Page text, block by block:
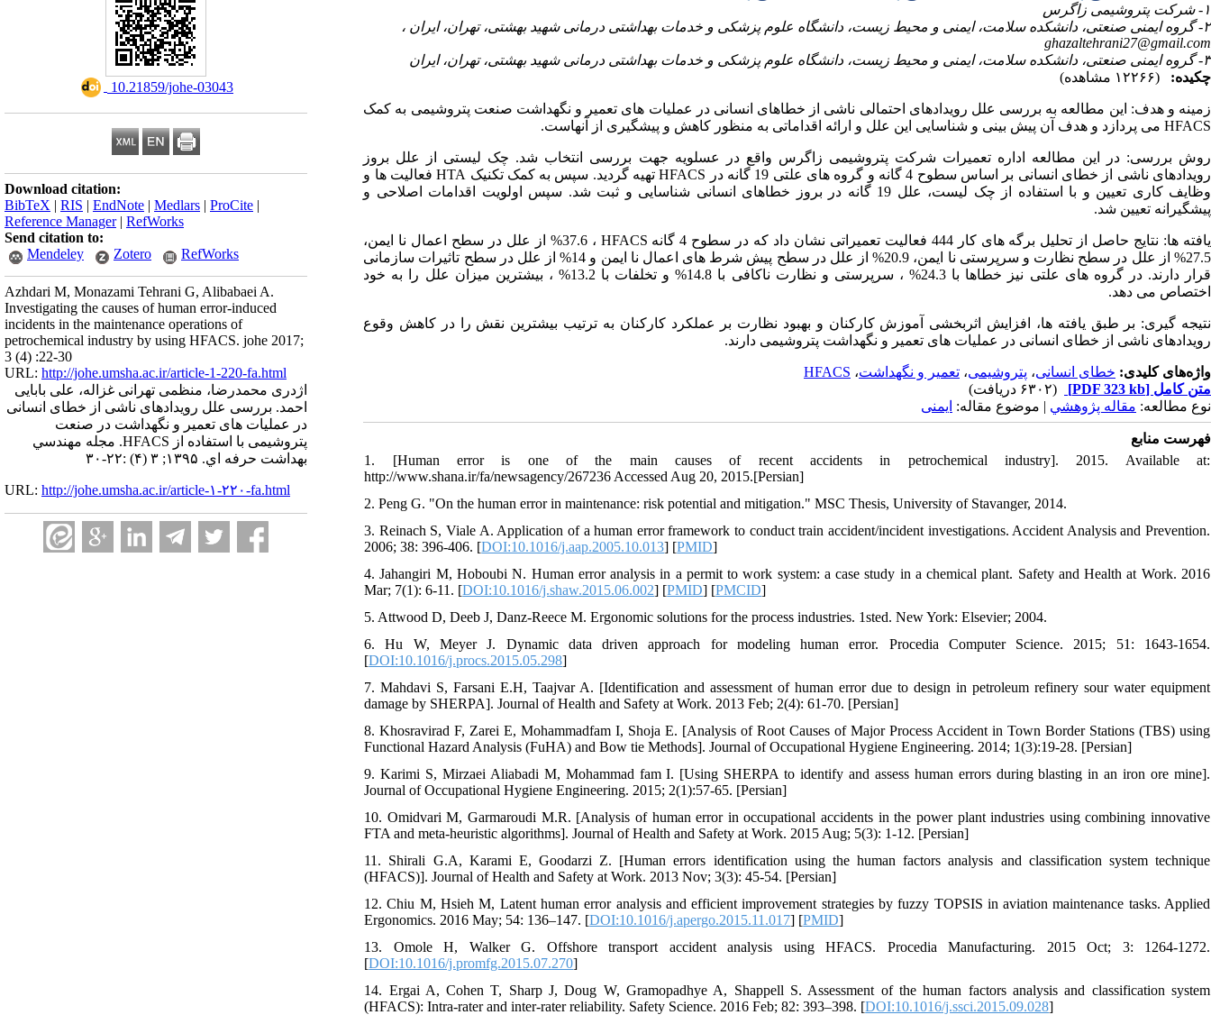
‎ 10.21859/johe-03043
Download citation:
BibTeX | RIS | EndNote | Medlars | ProCite |
Reference Manager| RefWorks
Send citation to:
Mendeley
Zotero RefWorks
Azhdari M, Monazami Tehrani G, Alibabaei A.
Investigating the causes of human error-induced
incidents in the maintenance operations of
petrochemical industry by using HFACS. johe 2017;
3 (4) :22-30
URL: http://johe.umsha.ac.ir/article-1-220-fa.html
اژدری محمدرضا، منظمی تهرانی غزاله، علی بابایی
احمد. بررسی علل رویدادهای ناشی از خطای انسانی
در عملیات های تعمیر و نگهداشت در صنعت
پتروشیمی با استفاده از HFACS. مجله مهندسي
بهداشت حرفه اي. ۱۳۹۵; ۳ (۴) :۲۲-۳۰
URL: http://johe.umsha.ac.ir/article-۱-۲۲۰-fa.html
۱- شرکت پتروشیمی زاگرس
۲- گروه ایمنی صنعتی، دانشکده سلامت، ایمنی و محیط زیست، دانشگاه علوم پزشکی و خدمات بهداشتی درمانی شهید بهشتی، تهران، ایران ،
ghazaltehrani27@gmail.com
۳- گروه ایمنی صنعتی، دانشکده سلامت، ایمنی و محیط زیست، دانشگاه علوم پزشکی و خدمات بهداشتی درمانی شهید بهشتی، تهران، ایران
چکیده:
(۱۲۲۶۶ مشاهده)
زمینه و هدف: این مطالعه به بررسی علل رویدادهای احتمالی ناشی از خطاهای انسانی در عملیات های تعمیر و نگهداشت صنعت پتروشیمی به کمک
HFACS می پردازد و هدف آن پیش بینی و شناسایی این علل و ارائه اقداماتی به منظور کاهش و پیشگیری از آنهاست.
روش بررسی: در این مطالعه اداره تعمیرات شرکت پتروشیمی زاگرس واقع در عسلویه جهت بررسی انتخاب شد. چک لیستی از علل بروز
رویدادهای ناشی از خطای انسانی بر اساس سطوح 4 گانه و گروه های علتی 19 گانه در
HFACSتهیه گردید. سپس به کمک تکنیک HTAفعالیت ها و
وظایف کاری تعیین و با استفاده از چک لیست، علل 19 گانه در بروز خطاهای انسانی شناسایی و ثبت شد. سپس اولویت اقدامات اصلاحی و
پیشگیرانه تعیین شد.
یافته ها: نتایج حاصل از تحلیل برگه های کار 444 فعالیت تعمیراتی نشان داد که در سطوح 4 گانه HFACS
، 37.6% از علل در سطح اعمال نا ایمن،
27.5% از علل در سطح نظارت و سرپرستی نا ایمن، 20.9% از علل در سطح پیش شرط های اعمال نا ایمن و 14% از علل در سطح تاثیرات سازمانی
قرار دارند. در گروه های علتی نیز خطاها با 24.3% ، سرپرستی و نظارت ناکافی با 14.8% و تخلفات با 13.2% ، بیشترین میزان علل را به خود
اختصاص می دهد.
نتیجه گیری: بر طبق یافته ها، افزایش اثربخشی آموزش کارکنان و بهبود نظارت بر عملکرد کارکنان به ترتیب بیشترین نقش را در کاهش وقوع
رویدادهای ناشی از خطای انسانی در عملیات های تعمیر و نگهداشت پتروشیمی دارند.
واژه‌های کلیدی: خطای انسانی، پتروشیمی، تعمیر و نگهداشت، HFACS
متن کامل [PDF 323 kb]
(۶۳۰۲ دریافت)
نوع مطالعه: مقاله پژوهشي | موضوع مقاله: ایمنی
فهرست منابع
1. [Human error is one of the main causes of recent accidents in petrochemical industry]. 2015. Available at:
http://www.shana.ir/fa/newsagency/267236 Accessed Aug 20, 2015.[Persian]
2. Peng G. "On the human error in maintenance: risk potential and mitigation." MSC Thesis, University of Stavanger, 2014.
3. Reinach S, Viale A. Application of a human error framework to conduct train accident/incident investigations. Accident Analysis and Prevention.
2006; 38: 396-406. [DOI:10.1016/j.aap.2005.10.013] [PMID]
4. Jahangiri M, Hoboubi N. Human error analysis in a permit to work system: a case study in a chemical plant. Safety and Health at Work. 2016
Mar; 7(1): 6-11. [DOI:10.1016/j.shaw.2015.06.002] [PMID] [PMCID]
5. Attwood D, Deeb J, Danz-Reece M. Ergonomic solutions for the process industries. 1sted. New York: Elsevier; 2004.
6. Hu W, Meyer J. Dynamic data driven approach for modeling human error. Procedia Computer Science. 2015; 51: 1643-1654.
[DOI:10.1016/j.procs.2015.05.298]
7. Mahdavi S, Farsani E.H, Taajvar A. [Identification and assessment of human error due to design in petroleum refinery sour water equipment
damage by SHERPA]. Journal of Health and Safety at Work. 2013 Feb; 2(4): 61-70. [Persian]
8. Khosravirad F, Zarei E, Mohammadfam I, Shoja E. [Analysis of Root Causes of Major Process Accident in Town Border Stations (TBS) using
Functional Hazard Analysis (FuHA) and Bow tie Methods]. Journal of Occupational Hygiene Engineering. 2014; 1(3):19-28. [Persian]
9. Karimi S, Mirzaei Aliabadi M, Mohammad fam I. [Using SHERPA to identify and assess human errors during blasting in an iron ore mine].
Journal of Occupational Hygiene Engineering. 2015; 2(1):57-65. [Persian]
10. Omidvari M, Garmaroudi M.R. [Analysis of human error in occupational accidents in the power plant industries using combining innovative
FTA and meta-heuristic algorithms]. Journal of Health and Safety at Work. 2015 Aug; 5(3): 1-12. [Persian]
11. Shirali G.A, Karami E, Goodarzi Z. [Human errors identification using the human factors analysis and classification system technique
(HFACS)]. Journal of Health and Safety at Work. 2013 Nov; 3(3): 45-54. [Persian]
12. Chiu M, Hsieh M, Latent human error analysis and efficient improvement strategies by fuzzy TOPSIS in aviation maintenance tasks. Applied
Ergonomics. 2016 May; 54: 136–147. [DOI:10.1016/j.apergo.2015.11.017] [PMID]
13. Omole H, Walker G. Offshore transport accident analysis using HFACS. Procedia Manufacturing. 2015 Oct; 3: 1264-1272.
[DOI:10.1016/j.promfg.2015.07.270]
14. Ergai A, Cohen T, Sharp J, Doug W, Gramopadhye A, Shappell S. Assessment of the human factors analysis and classification system
(HFACS): Intra-rater and inter-rater reliability. Safety Science. 2016 Feb; 82: 393–398. [DOI:10.1016/j.ssci.2015.09.028]